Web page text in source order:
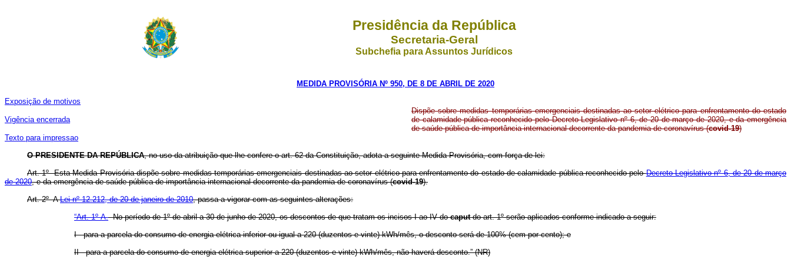
Presidência da República
Secretaria-Geral
Subchefia para Assuntos Jurídicos
MEDIDA PROVISÓRIA Nº 950, DE 8 DE ABRIL DE 2020
Exposição de motivos
Vigência encerrada
Texto para impressao
Dispõe sobre medidas temporárias emergenciais destinadas ao setor elétrico para enfrentamento do estado
de calamidade pública reconhecido pelo Decreto Legislativo nº 6, de 20 de março de 2020, e da emergência
de saúde pública de importância internacional decorrente da pandemia de coronavírus (covid-19)
O PRESIDENTE DA REPÚBLICA, no uso da atribuição que lhe confere o art. 62 da Constituição, adota a seguinte Medida Provisória, com força de lei:
Art. 1º Esta Medida Provisória dispõe sobre medidas temporárias emergenciais destinadas ao setor elétrico para enfrentamento do estado de calamidade pública reconhecido peloDecreto Legislativo nº 6, de 20 de março
de 2020, e da emergência de saúde pública de importância internacional decorrente da pandemia de coronavírus (covid-19).
Art. 2º ALei nº 12.212, de 20 de janeiro de 2010, passa a vigorar com as seguintes alterações:
“Art. 1º-A.No período de 1º de abril a 30 de junho de 2020, os descontos de que tratam os incisos I ao IV docaputdo art. 1º serão aplicados conforme indicado a seguir:
I - para a parcela do consumo de energia elétrica inferior ou igual a 220 (duzentos e vinte) kWh/mês, o desconto será de 100% (cem por cento); e
II - para a parcela do consumo de energia elétrica superior a 220 (duzentos e vinte) kWh/mês, não haverá desconto.” (NR)